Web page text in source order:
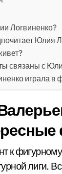
Логвиненко?
Юлия
связаны с
играла в
к
лиги.